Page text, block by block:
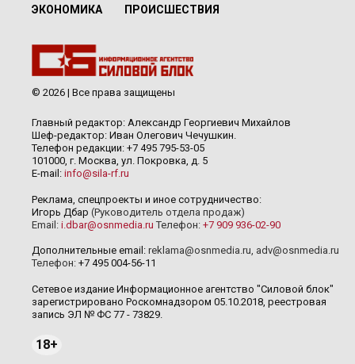
ЭКОНОМИКА ПРОИСШЕСТВИЯ
© 2026 | Все права защищены
Главный редактор: Александр Георгиевич Михайлов
Шеф-редактор: Иван Олегович Чечушкин.
Телефон редакции: +7 495 795-53-05
101000, г. Москва, ул. Покровка, д. 5
E-mail: info@sila-rf.ru
Реклама, спецпроекты и иное сотрудничество:
Игорь Дбар (Руководитель отдела продаж)
Email: i.dbar@osnmedia.ru Телефон: +7 909 936-02-90
Дополнительные email: reklama@osnmedia.ru, adv@osnmedia.ru
Телефон: +7 495 004-56-11
Сетевое издание Информационное агентство "Силовой блок"
зарегистрировано Роскомнадзором 05.10.2018, реестровая
запись ЭЛ № ФС 77 - 73829.
18+